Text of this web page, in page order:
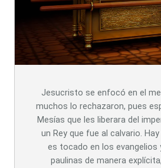
Jesucristo se enfocó en el
muchos lo rechazaron, pues
Mesías que les liberara del
un Rey que fue al calvario.
es tocado en los evangelios
paulinas de manera